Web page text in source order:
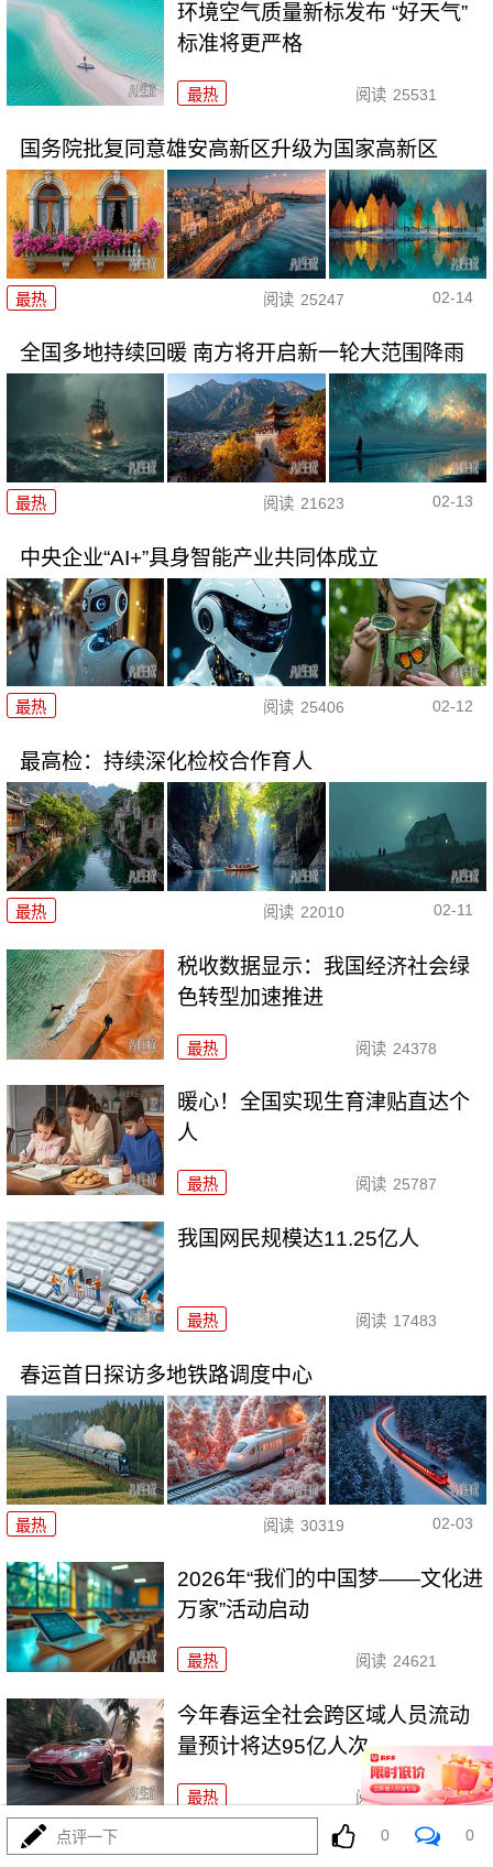
环境空气质量新标发布 “好天气”
标准将更严格
最热 阅读 25531
国务院批复同意雄安高新区升级为国家高新区
最热 阅读 25247 02-14
全国多地持续回暖 南方将开启新一轮大范围降雨
最热 阅读 21623 02-13
中央企业“AI+”具身智能产业共同体成立
最热 阅读 25406 02-12
最高检：持续深化检校合作育人
最热 阅读 22010 02-11
税收数据显示：我国经济社会绿
色转型加速推进
最热 阅读 24378
暖心！全国实现生育津贴直达个
人
最热 阅读 25787
我国网民规模达11.25亿人
最热 阅读 17483
春运首日探访多地铁路调度中心
最热 阅读 30319 02-03
2026年“我们的中国梦——文化进
万家”活动启动
最热 阅读 24621
今年春运全社会跨区域人员流动
量预计将达95亿人次
最热 阅读 24261
两部门：全面推行急难事项“小额
点评一下 0 0